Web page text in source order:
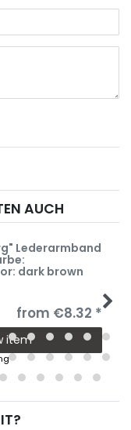
AUCH
Lederarmband
dark brown
from €8.32 *
item